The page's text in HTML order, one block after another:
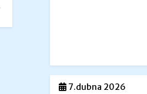
7.dubna 2026